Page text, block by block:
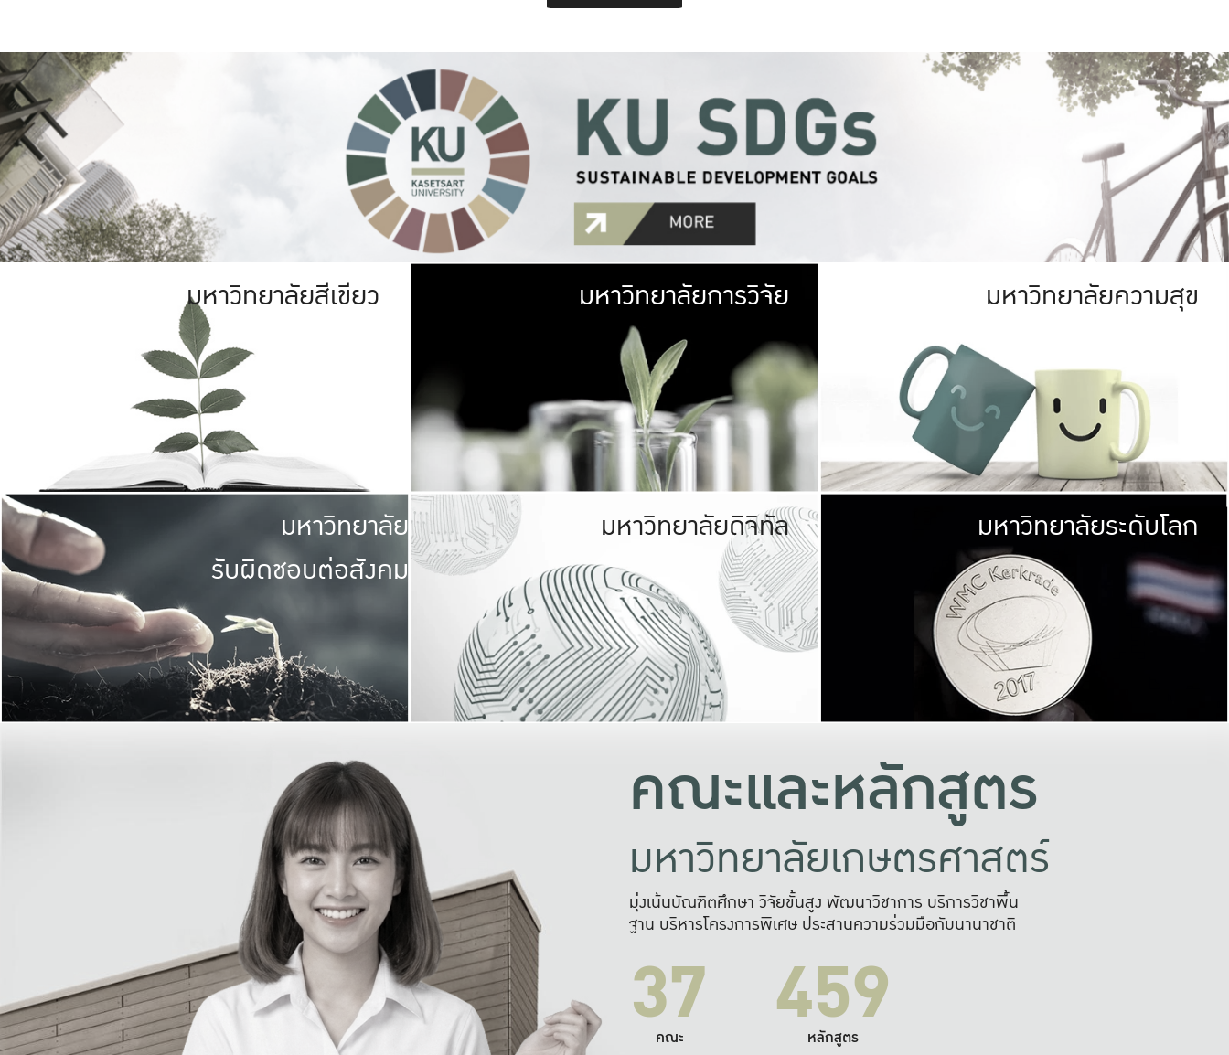
มหาวิทยาลัยสีเขียว มหาวิทยาลัย
เกษตรศาสตร์ มีพื้นที่เขียวสดใส หนาแน่น
เป็นป่าในเมือง (URBAN FOREST)
เกษตรในเมือง (URBAN AGRICULTURE)
ที่นับรวมกันได้ประมาณ 1,400 ไร่
มหาวิทยาลัยการวิจัย มหาวิทยาลัย
ให้กับประชาชน
มหาวิทยาลัยความสุข
มหาวิทยาลัย
รับผิดชอบต่อสังคม
มหาวิทยาลัยรับผิดชอบต่อสังคม
ร่วมมือกับชุมชน เพื่อความกินดีอยู่ดี
และความสุขอย่างยั่งยืน
มองปัญหาในภาพกว้าง
แก้ไขจากปัญหาจุดเล็กๆ
มหาวิทยาลัยดิจิทัล มหาวิทยา
พร้อมที่จ
และผลักดันในการใช้ระบบส
เพื่อการทำงานแ
มหาวิทยาลัยระดับโลก
คณะและหลักสูตร
มหาวิทยาลัยเกษตรศาสตร์
มุ่งเน้นบัณฑิตศึกษา วิจัยขั้นสูง พัฒนาวิชาการ บริการวิชาพื้น
ฐาน บริหารโครงการพิเศษ ประสานความร่วมมือกับนานาชาติ
37
คณะ 459
หลักสูตร